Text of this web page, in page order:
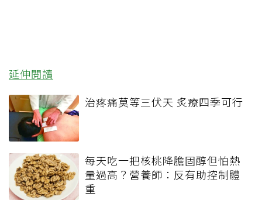
延伸閱讀
治疼痛莫等三伏天 炙療四季可行
每天吃一把核桃降膽固醇但怕熱
量過高？營養師：反有助控制體
重